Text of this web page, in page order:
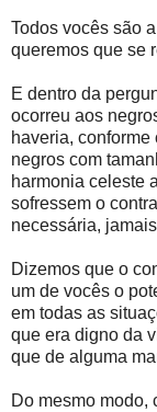
Todos vocês são
queremos que se
E dentro da
ocorreu aos
haveria,
negros com
harmonia celeste
sofressem o
necessária,
Dizemos que o
um de vocês o
em todas as
que era digno da
que de alguma
Do mesmo modo,